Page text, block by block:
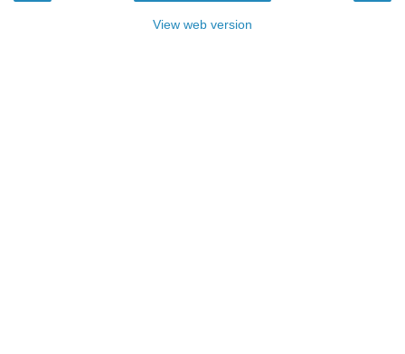
View web version